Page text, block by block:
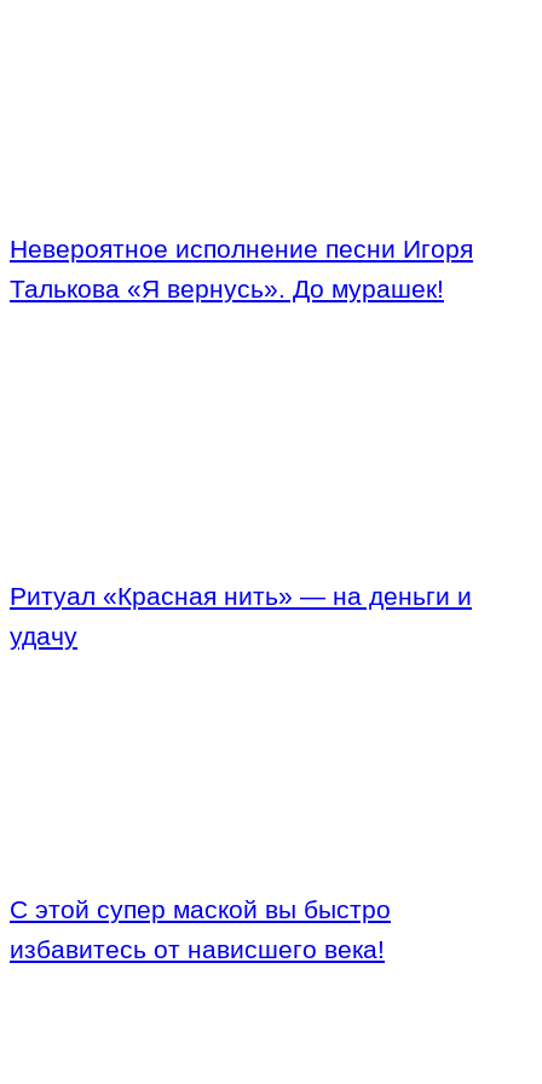
Невероятное исполнение песни Игоря
Талькова «Я вернусь». До мурашек!
Ритуал «Красная нить» — на деньги и
удачу
С этой супер маской вы быстро
избавитесь от нависшего века!